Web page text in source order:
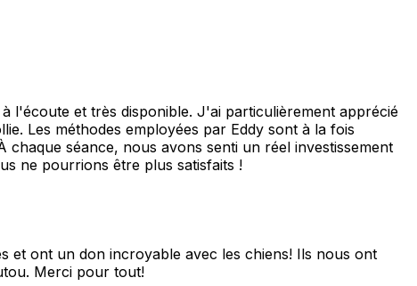
l'écoute et très disponible. J'ai particulièrement apprécié
Les méthodes employées par Eddy sont à la fois
séance, nous avons senti un réel investissement
ne pourrions être plus satisfaits !
et ont un don incroyable avec les chiens! Ils nous ont
Merci pour tout!